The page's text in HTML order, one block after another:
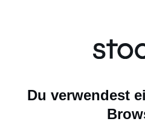
Du verwendest